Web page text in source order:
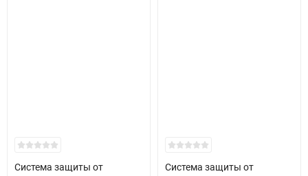
Система защиты от
Система защиты от